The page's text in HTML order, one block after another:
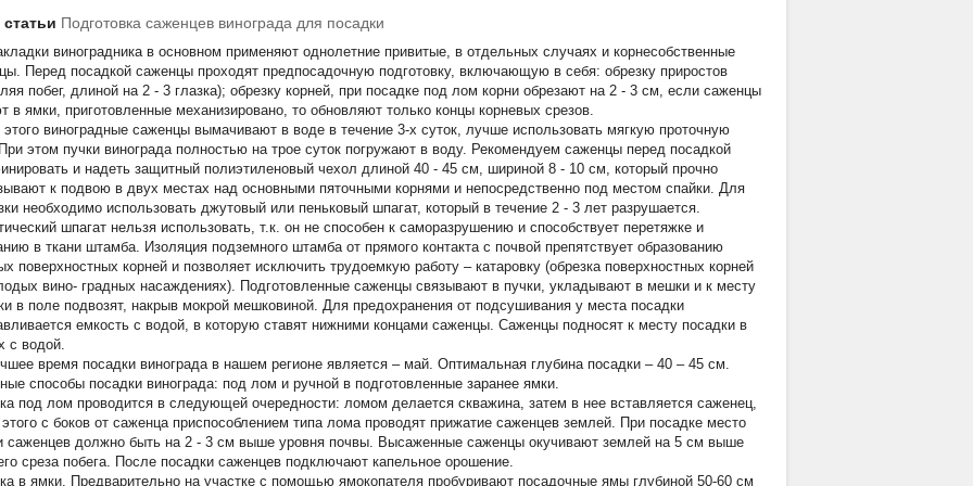
статьи Подготовка саженцев винограда для посадки
виноградника в основном применяют однолетние привитые, в отдельных случаях и корнесобственные
Перед посадкой саженцы проходят предпосадочную подготовку, включающую в себя: обрезку приростов
побег, длиной на 2 - 3 глазка); обрезку корней, при посадке под лом корни обрезают на 2 - 3 см, если саженцы
в ямки, приготовленные механизировано, то обновляют только концы корневых срезов.
виноградные саженцы вымачивают в воде в течение 3-х суток, лучше использовать мягкую проточную
этом пучки винограда полностью на трое суток погружают в воду. Рекомендуем саженцы перед посадкой
и надеть защитный полиэтиленовый чехол длиной 40 - 45 см, шириной 8 - 10 см, который прочно
к подвою в двух местах над основными пяточными корнями и непосредственно под местом спайки. Для
необходимо использовать джутовый или пеньковый шпагат, который в течение 2 - 3 лет разрушается.
шпагат нельзя использовать, т.к. он не способен к саморазрушению и способствует перетяжке и
в ткани штамба. Изоляция подземного штамба от прямого контакта с почвой препятствует образованию
поверхностных корней и позволяет исключить трудоемкую работу – катаровку (обрезка поверхностных корней
вино- градных насаждениях). Подготовленные саженцы связывают в пучки, укладывают в мешки и к месту
в поле подвозят, накрыв мокрой мешковиной. Для предохранения от подсушивания у места посадки
емкость с водой, в которую ставят нижними концами саженцы. Саженцы подносят к месту посадки в
с водой.
время посадки винограда в нашем регионе является – май. Оптимальная глубина посадки – 40 – 45 см.
способы посадки винограда: под лом и ручной в подготовленные заранее ямки.
под лом проводится в следующей очередности: ломом делается скважина, затем в нее вставляется саженец,
с боков от саженца приспособлением типа лома проводят прижатие саженцев землей. При посадке место
саженцев должно быть на 2 - 3 см выше уровня почвы. Высаженные саженцы окучивают землей на 5 см выше
среза побега. После посадки саженцев подключают капельное орошение.
в ямки. Предварительно на участке с помощью ямокопателя пробуривают посадочные ямы глубиной 50-60 см